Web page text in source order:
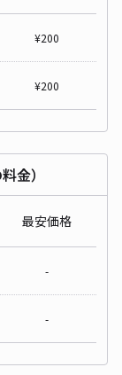
¥200
¥200
金）
最安価格
-
-